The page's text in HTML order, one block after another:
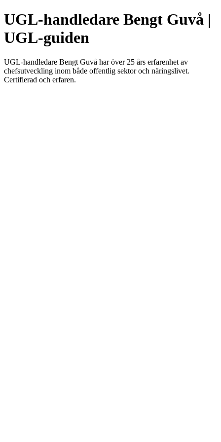
UGL-handledare Bengt Guvå |
UGL-guiden
UGL-handledare Bengt Guvå har över 25 års erfarenhet av
chefsutveckling inom både offentlig sektor och näringslivet.
Certifierad och erfaren.